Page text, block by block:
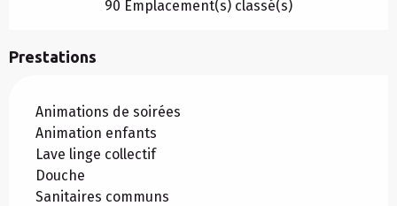
90 Emplacement(s) classé(s)
Prestations
Animations de soirées
Animation enfants
Lave linge collectif
Douche
Sanitaires communs